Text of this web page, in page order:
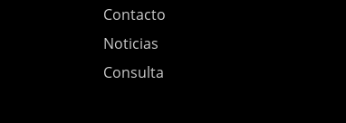
Contacto
Noticias
Consulta